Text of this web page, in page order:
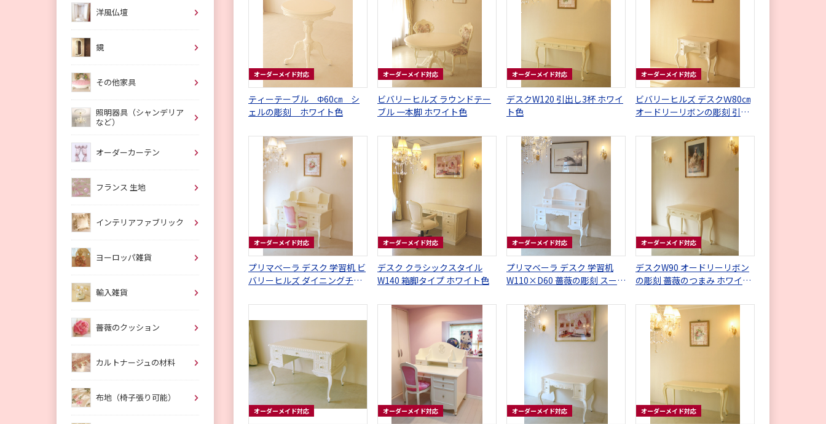
オーダーメイド対応
ティーテーブル Φ60㎝ シ
ェルの彫刻 ホワイト色
オーダーメイド対応
ビバリーヒルズ ラウンドテー
ブル 一本脚 ホワイト色
オーダーメイド対応
デスクW120 引出し3杯 ホワイ
ト色
オーダーメイド対応
ビバリーヒルズ デスクＷ80㎝
オードリーリボンの彫刻 引出
ホワイト色 コンソール
オーダーメイド対応
プリマベーラ デスク 学習机 ビ
バリーヒルズ ダイニングチェ
オーダーメイド対応
デスク クラシックスタイル
W140 箱脚タイプ ホワイト色
オーダーメイド対応
プリマベーラ デスク 学習机
W110×D60 薔薇の彫刻 スーパ
オーダーメイド対応
デスクW90 オードリーリボン
の彫刻 薔薇のつまみ ホワイト
オーダーメイド対応 オーダーメイド対応 オーダーメイド対応 オーダーメイド対応
洋風仏壇
鏡
その他家具
照明器具（シャンデリア
など）
オーダーカーテン
フランス 生地
インテリアファブリック
ヨーロッパ雑貨
輸入雑貨
薔薇のクッション
カルトナージュの材料
布地（椅子張り可能）